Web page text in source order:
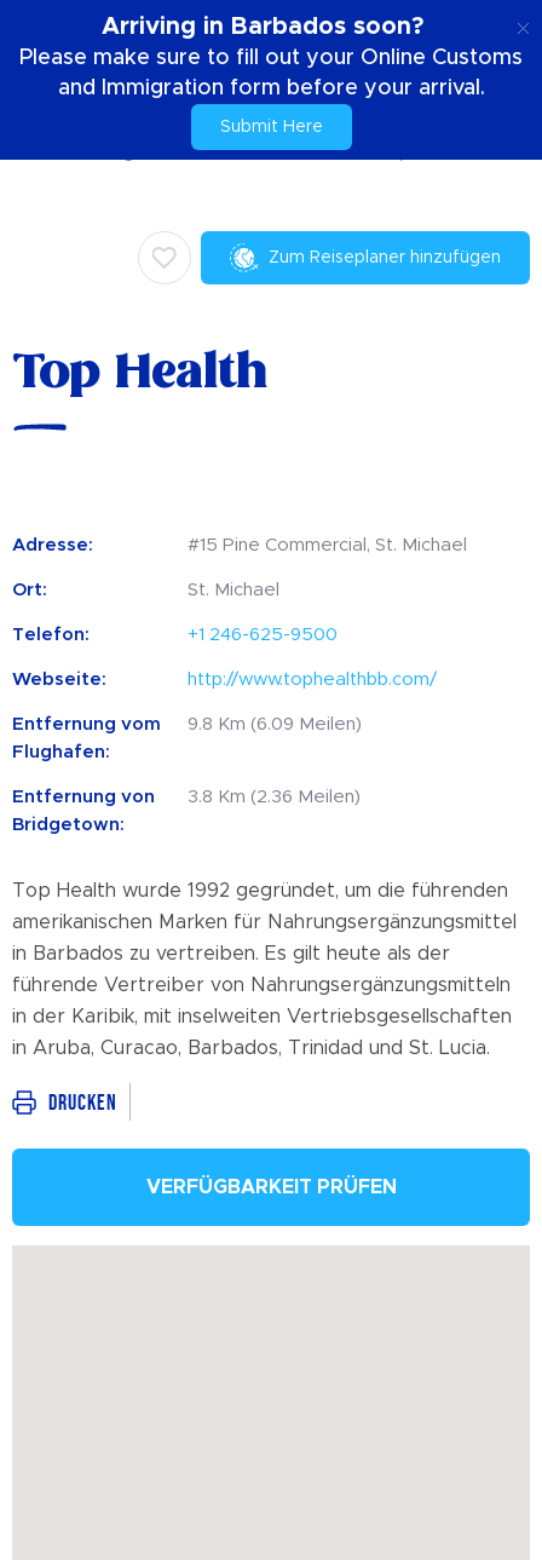
Arriving in Barbados soon?
Please make sure to fill out your Online Customs
and Immigration form before your arrival.
Submit Here
Dinge die zu tun sind Einkaufen
Zum Reiseplaner hinzufügen
Top Health
Adresse: #15 Pine Commercial, St. Michael
Ort: St. Michael
Telefon: +1 246-625-9500
Webseite: http://www.tophealthbb.com/
Entfernung vom
Flughafen:
9.8 Km (6.09 Meilen)
Entfernung von
Bridgetown:
3.8 Km (2.36 Meilen)
Top Health wurde 1992 gegründet, um die führenden
amerikanischen Marken für Nahrungsergänzungsmittel
in Barbados zu vertreiben. Es gilt heute als der
führende Vertreiber von Nahrungsergänzungsmitteln
in der Karibik, mit inselweiten Vertriebsgesellschaften
in Aruba, Curacao, Barbados, Trinidad und St. Lucia.
Drucken
VERFÜGBARKEIT PRÜFEN